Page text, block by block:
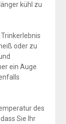
kühl zu
oder zu
ein Auge
des
Sie Ihr